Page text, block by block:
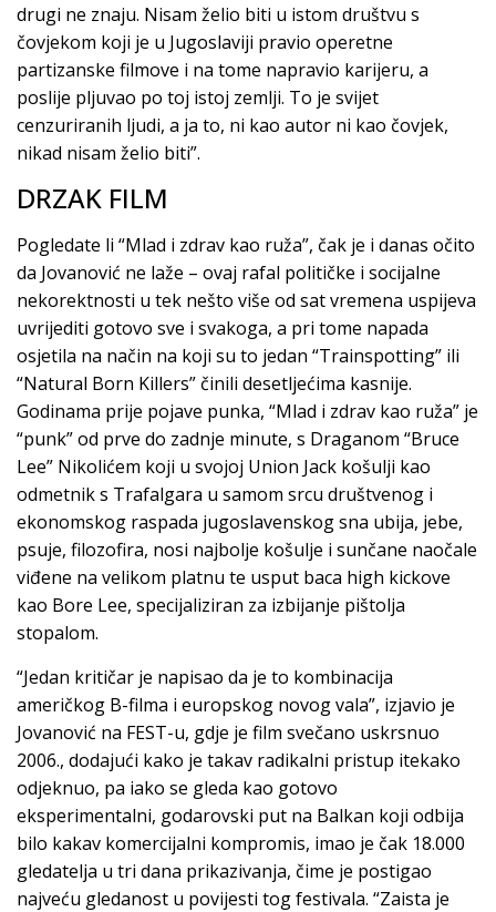
drugi ne znaju. Nisam želio biti u istom društvu s
čovjekom koji je u Jugoslaviji pravio operetne
partizanske filmove i na tome napravio karijeru, a
poslije pljuvao po toj istoj zemlji. To je svijet
cenzuriranih ljudi, a ja to, ni kao autor ni kao čovjek,
nikad nisam želio biti”.
DRZAK FILM
Pogledate li “Mlad i zdrav kao ruža”, čak je i danas očito
da Jovanović ne laže – ovaj rafal političke i socijalne
nekorektnosti u tek nešto više od sat vremena uspijeva
uvrijediti gotovo sve i svakoga, a pri tome napada
osjetila na način na koji su to jedan “Trainspotting” ili
“Natural Born Killers” činili desetljećima kasnije.
Godinama prije pojave punka, “Mlad i zdrav kao ruža” je
“punk” od prve do zadnje minute, s Draganom “Bruce
Lee” Nikolićem koji u svojoj Union Jack košulji kao
odmetnik s Trafalgara u samom srcu društvenog i
ekonomskog raspada jugoslavenskog sna ubija, jebe,
psuje, filozofira, nosi najbolje košulje i sunčane naočale
viđene na velikom platnu te usput baca high kickove
kao Bore Lee, specijaliziran za izbijanje pištolja
stopalom.
“Jedan kritičar je napisao da je to kombinacija
američkog B-filma i europskog novog vala”, izjavio je
Jovanović na FEST-u, gdje je film svečano uskrsnuo
2006., dodajući kako je takav radikalni pristup itekako
odjeknuo, pa iako se gleda kao gotovo
eksperimentalni, godarovski put na Balkan koji odbija
bilo kakav komercijalni kompromis, imao je čak 18.000
gledatelja u tri dana prikazivanja, čime je postigao
najveću gledanost u povijesti tog festivala. “Zaista je